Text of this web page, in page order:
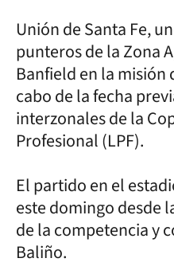
Unión de Santa Fe,
punteros de la Zona
Banfield en la
cabo de la fecha
interzonales de la
Profesional (LPF).
El partido en el
este domingo desde
de la competencia y
Baliño.